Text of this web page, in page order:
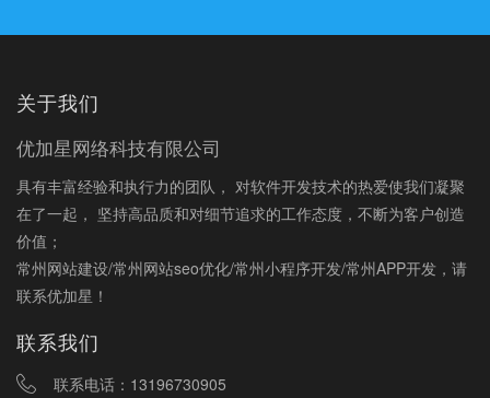
关于我们
优加星网络科技有限公司
具有丰富经验和执行力的团队， 对软件开发技术的热爱使我们凝聚
在了一起， 坚持高品质和对细节追求的工作态度，不断为客户创造
价值；
常州网站建设/常州网站seo优化/常州小程序开发/常州APP开发，请
联系优加星！
联系我们
联系电话： 13196730905